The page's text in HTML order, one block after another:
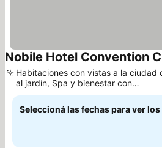
Nobile Hotel Convention
Habitaciones con vistas a la ciudad
al jardín, Spa y bienestar con
acupuntura
Seleccioná las fechas para ver